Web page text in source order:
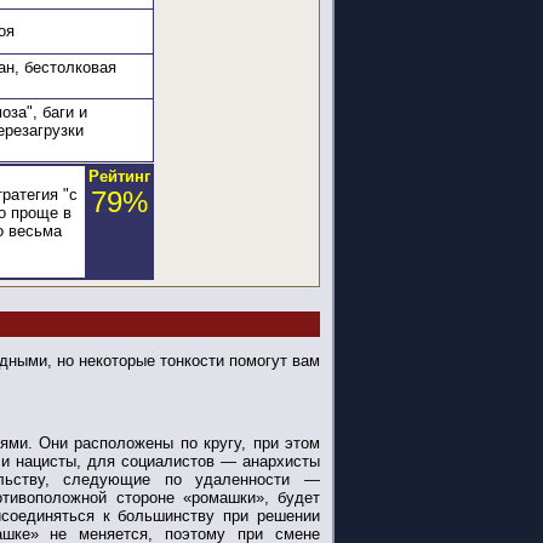
бестолковая
баги и
"с
проще в
весьма
Рейтинг
79%
но некоторые тонкости помогут вам
Они расположены по кругу, при этом
нацисты, для социалистов — анархисты
следующие по удаленности —
стороне «ромашки», будет
к большинству при решении
не меняется, поэтому при смене